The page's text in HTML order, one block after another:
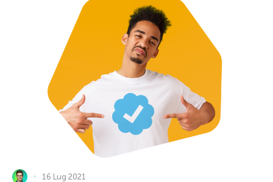
16 Lug 2021